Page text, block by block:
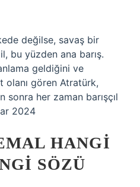
değilse, savaş bir
bu yüzden ana barış.
geldiğini ve
olanı gören Atratürk,
sonra her zaman barışçıl
2024
HANGI
SÖZÜ